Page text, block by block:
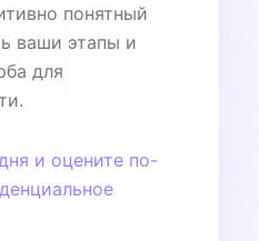
понятный
ваши этапы и
для
и оцените по-